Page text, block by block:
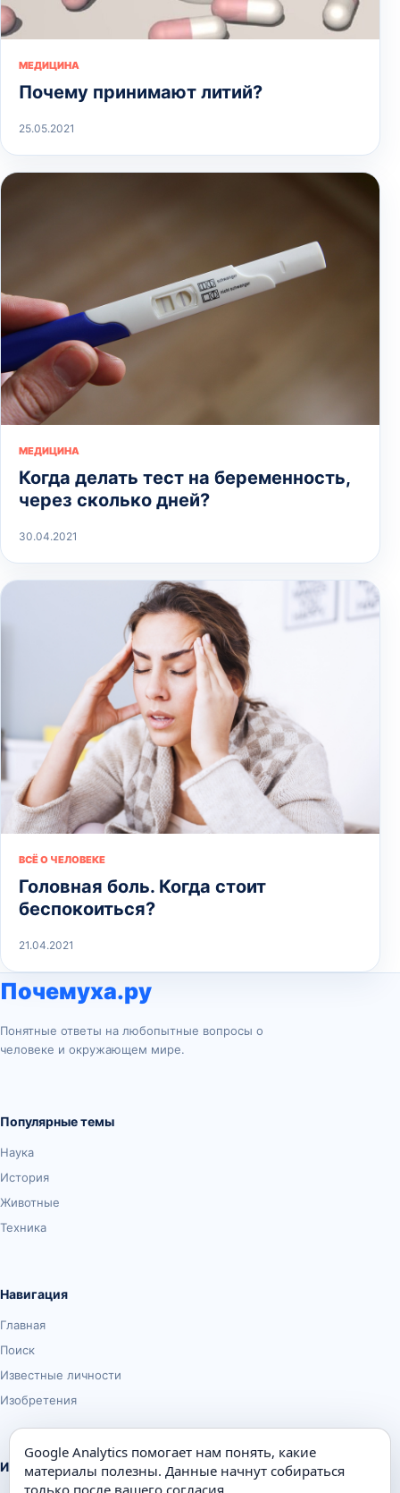
МЕДИЦИНА
Почему принимают литий?
25.05.2021
МЕДИЦИНА
Когда делать тест на беременность,
через сколько дней?
30.04.2021
ВСЁ О ЧЕЛОВЕКЕ
Головная боль. Когда стоит
беспокоиться?
21.04.2021
Почемуха.ру
Понятные ответы на любопытные вопросы о
человеке и окружающем мире.
Популярные темы
Наука
История
Животные
Техника
Навигация
Главная
Поиск
Известные личности
Изобретения
Информация
Google Analytics помогает нам понять, какие
материалы полезны. Данные начнут собираться
только после вашего согласия.